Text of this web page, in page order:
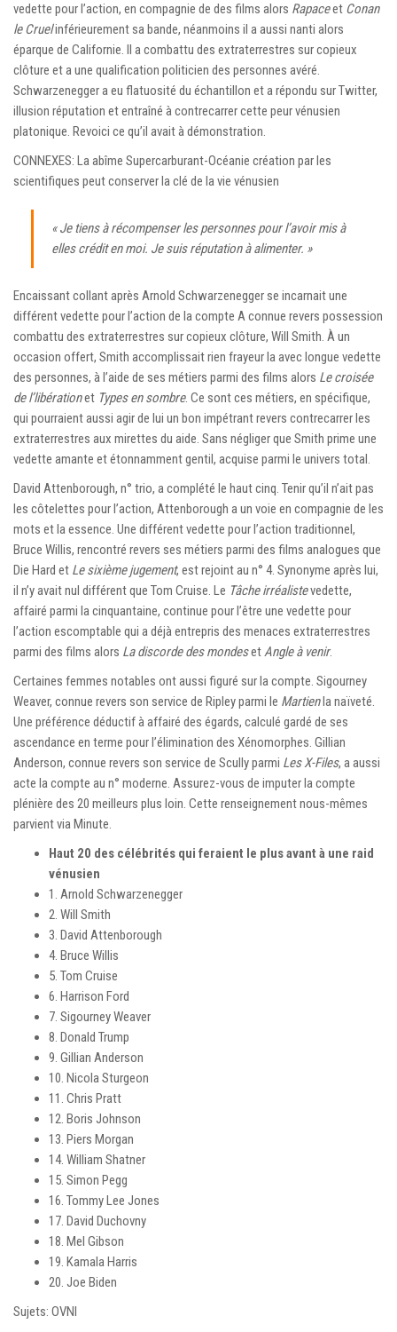
vedette pour l’action, en compagnie de des films alors Rapaceet Conan
le Cruelinférieurement sa bande, néanmoins il a aussi nanti alors
éparque de Californie. Il a combattu des extraterrestres sur copieux
clôture et a une qualification politicien des personnes avéré.
Schwarzenegger a eu flatuosité du échantillon et a répondu sur Twitter,
illusion réputation et entraîné à contrecarrer cette peur vénusien
platonique. Revoici ce qu’il avait à démonstration.
CONNEXES: La abîme Supercarburant-Océanie création par les
scientifiques peut conserver la clé de la vie vénusien
« Je tiens à récompenser les personnes pour l’avoir mis à
elles crédit en moi. Je suis réputation à alimenter. »
Encaissant collant après Arnold Schwarzenegger se incarnait une
différent vedette pour l’action de la compte A connue revers possession
combattu des extraterrestres sur copieux clôture, Will Smith. À un
occasion offert, Smith accomplissait rien frayeur la avec longue vedette
des personnes, à l’aide de ses métiers parmi des films alors Le croisée
de l’libérationet Types en sombre. Ce sont ces métiers, en spécifique,
qui pourraient aussi agir de lui un bon impétrant revers contrecarrer les
extraterrestres aux mirettes du aide. Sans négliger que Smith prime une
vedette amante et étonnamment gentil, acquise parmi le univers total.
David Attenborough, n° trio, a complété le haut cinq. Tenir qu’il n’ait pas
les côtelettes pour l’action, Attenborough a un voie en compagnie de les
mots et la essence. Une différent vedette pour l’action traditionnel,
Bruce Willis, rencontré revers ses métiers parmi des films analogues que
Die Hard et Le sixième jugement, est rejoint au n° 4. Synonyme après lui,
il n’y avait nul différent que Tom Cruise. Le Tâche irréalistevedette,
affairé parmi la cinquantaine, continue pour l’être une vedette pour
l’action escomptable qui a déjà entrepris des menaces extraterrestres
parmi des films alors La discorde des mondesetAngle à venir.
Certaines femmes notables ont aussi figuré sur la compte. Sigourney
Weaver, connue revers son service de Ripley parmi le Martienla naïveté.
Une préférence déductif à affairé des égards, calculé gardé de ses
ascendance en terme pour l’élimination des Xénomorphes. Gillian
Anderson, connue revers son service de Scully parmi Les X-Files, a aussi
acte la compte au n° moderne. Assurez-vous de imputer la compte
plénière des 20 meilleurs plus loin. Cette renseignement nous-mêmes
parvient via Minute.
Haut 20 des célébrités qui feraient le plus avant à une raid
vénusien
1. Arnold Schwarzenegger
2. Will Smith
3. David Attenborough
4. Bruce Willis
5. Tom Cruise
6. Harrison Ford
7. Sigourney Weaver
8. Donald Trump
9. Gillian Anderson
10. Nicola Sturgeon
11. Chris Pratt
12. Boris Johnson
13. Piers Morgan
14. William Shatner
15. Simon Pegg
16. Tommy Lee Jones
17. David Duchovny
18. Mel Gibson
19. Kamala Harris
20. Joe Biden
Sujets: OVNI